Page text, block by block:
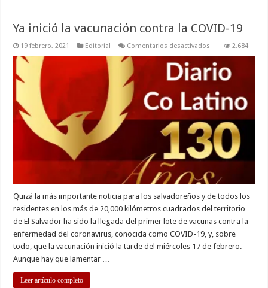
Ya inició la vacunación contra la COVID-19
19 febrero, 2021 Editorial Comentarios desactivados
inició
la
vacunación
la
COVID-
19
2,684
Quizá la más importante noticia para los salvadoreños y de todos los
residentes en los más de 20,000 kilómetros cuadrados del territorio
de El Salvador ha sido la llegada del primer lote de vacunas contra la
enfermedad del coronavirus, conocida como COVID-19, y, sobre
todo, que la vacunación inició la tarde del miércoles 17 de febrero.
Aunque hay que lamentar …
Leer artículo completo